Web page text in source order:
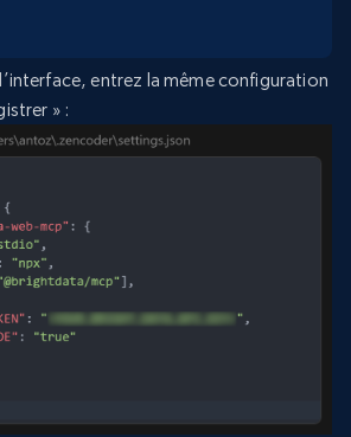
entrez la même configuration
» :